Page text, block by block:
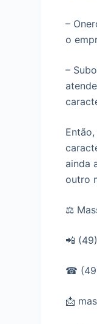
–
o
–
ainda
outro
⚖
📲
☎
📩